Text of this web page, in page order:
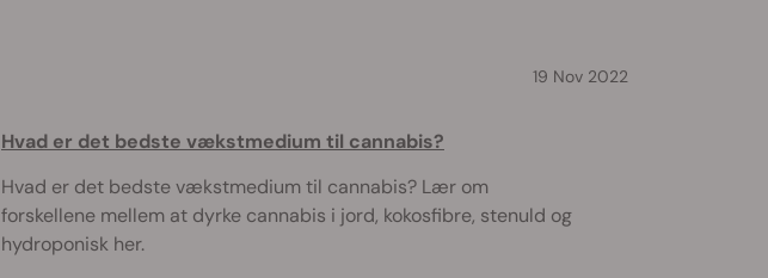
19 Nov 2022
Hvad er det bedste vækstmedium til cannabis?
Hvad er det bedste vækstmedium til cannabis? Lær om
forskellene mellem at dyrke cannabis i jord, kokosfibre, stenuld og
hydroponisk her.